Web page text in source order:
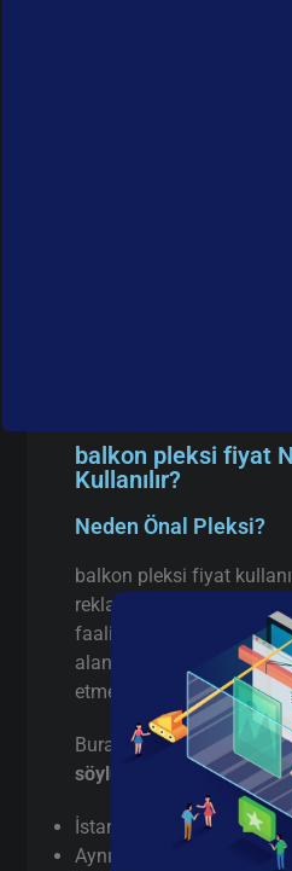
balkon pleksi fiyat
Kullanılır?
Neden Önal Pleksi?
balkon pleksi fiyat
reklam sektörüyle sınırlı
faaliyet gösteren birçok
alanlarda balkon pleksi
etmektedir:
Burada pazarlama
söylüyorum
İstanbul’da gerçek
Aynı gün / hızlı terminli